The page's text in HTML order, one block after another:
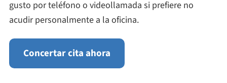
gusto por teléfono o videollamada si prefiere no
acudir personalmente a la oficina.
Concertar cita ahora